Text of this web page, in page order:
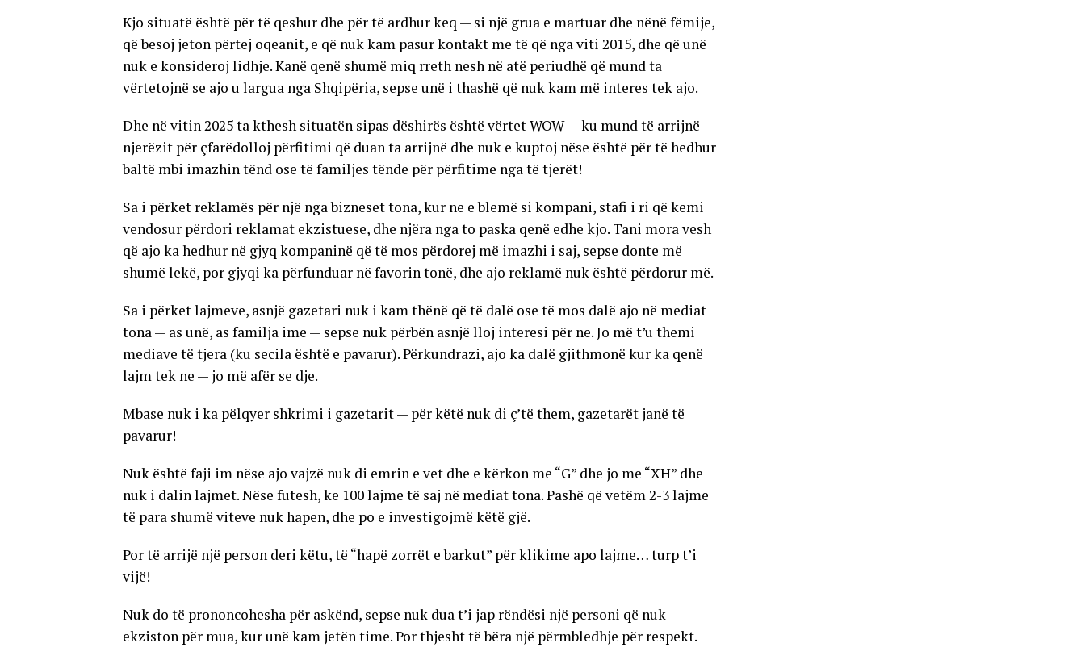
Kjo situatë është për të qeshur dhe për të ardhur keq — si një grua e martuar dhe nënë fëmije,
që besoj jeton përtej oqeanit, e që nuk kam pasur kontakt me të që nga viti 2015, dhe që unë
nuk e konsideroj lidhje. Kanë qenë shumë miq rreth nesh në atë periudhë që mund ta
vërtetojnë se ajo u largua nga Shqipëria, sepse unë i thashë që nuk kam më interes tek ajo.
Dhe në vitin 2025 ta kthesh situatën sipas dëshirës është vërtet WOW — ku mund të arrijnë
njerëzit për çfarëdolloj përfitimi që duan ta arrijnë dhe nuk e kuptoj nëse është për të hedhur
baltë mbi imazhin tënd ose të familjes tënde për përfitime nga të tjerët!
Sa i përket reklamës për një nga bizneset tona, kur ne e blemë si kompani, stafi i ri që kemi
vendosur përdori reklamat ekzistuese, dhe njëra nga to paska qenë edhe kjo. Tani mora vesh
që ajo ka hedhur në gjyq kompaninë që të mos përdorej më imazhi i saj, sepse donte më
shumë lekë, por gjyqi ka përfunduar në favorin tonë, dhe ajo reklamë nuk është përdorur më.
Sa i përket lajmeve, asnjë gazetari nuk i kam thënë që të dalë ose të mos dalë ajo në mediat
tona — as unë, as familja ime — sepse nuk përbën asnjë lloj interesi për ne. Jo më t’u themi
mediave të tjera (ku secila është e pavarur). Përkundrazi, ajo ka dalë gjithmonë kur ka qenë
lajm tek ne — jo më afër se dje.
Mbase nuk i ka pëlqyer shkrimi i gazetarit — për këtë nuk di ç’të them, gazetarët janë të
pavarur!
Nuk është faji im nëse ajo vajzë nuk di emrin e vet dhe e kërkon me “G” dhe jo me “XH” dhe
nuk i dalin lajmet. Nëse futesh, ke 100 lajme të saj në mediat tona. Pashë që vetëm 2-3 lajme
të para shumë viteve nuk hapen, dhe po e investigojmë këtë gjë.
Por të arrijë një person deri këtu, të “hapë zorrët e barkut” për klikime apo lajme… turp t’i
vijë!
Nuk do të prononcohesha për askënd, sepse nuk dua t’i jap rëndësi një personi që nuk
ekziston për mua, kur unë kam jetën time. Por thjesht të bëra një përmbledhje për respekt.